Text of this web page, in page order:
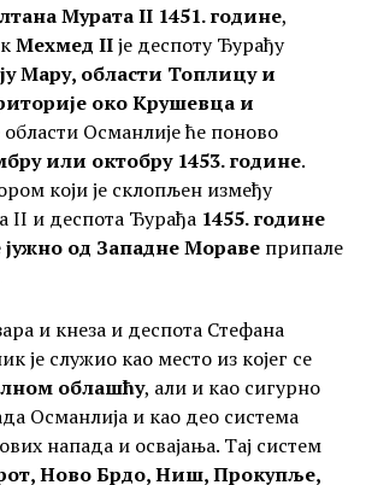
Мурата II 1451. године,
Мехмед IIје деспоту Ђурађу
Мару, области Топлицу и
око Крушевца и
области Османлије ће поново
или октобру 1453. године.
који је склопљен између
II и деспота Ђурађа 1455. године
јужно од Западне Мораве припале
и кнеза и деспота Стефана
је служио као место из којег се
облашћу, али и као сигурно
Османлија и као део система
напада и освајања. Тај систем
Ново Брдо, Ниш, Прокупље,